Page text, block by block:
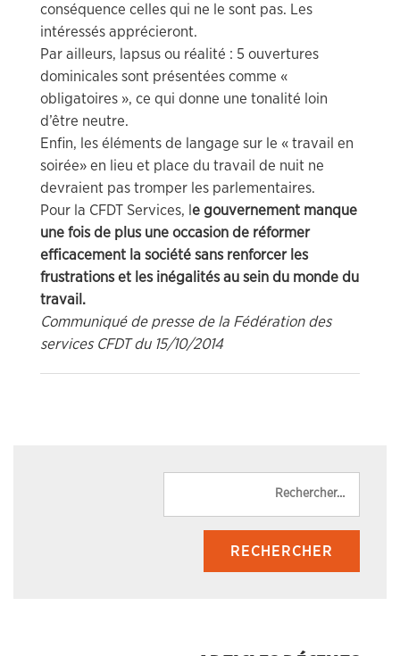
conséquence celles qui ne le sont pas. Les
intéressés apprécieront.
Par ailleurs, lapsus ou réalité : 5 ouvertures
dominicales sont présentées comme «
obligatoires », ce qui donne une tonalité loin
d’être neutre.
Enfin, les éléments de langage sur le « travail en
soirée» en lieu et place du travail de nuit ne
devraient pas tromper les parlementaires.
Pour la CFDT Services, l e gouvernement manque
une fois de plus une occasion de réformer
efficacement la société sans renforcer les
frustrations et les inégalités au sein du monde du
travail.
Communiqué de presse de la Fédération des
services CFDT du 15/10/2014